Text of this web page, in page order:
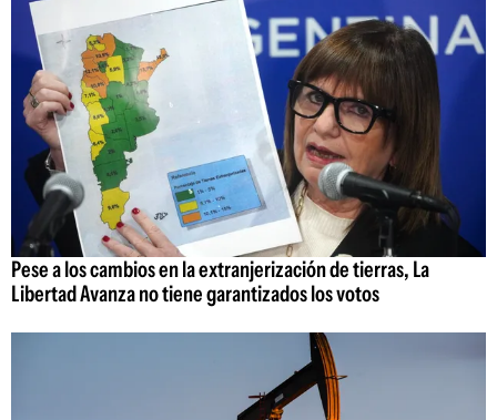
Pese a los cambios en la extranjerización de tierras, La
Libertad Avanza no tiene garantizados los votos